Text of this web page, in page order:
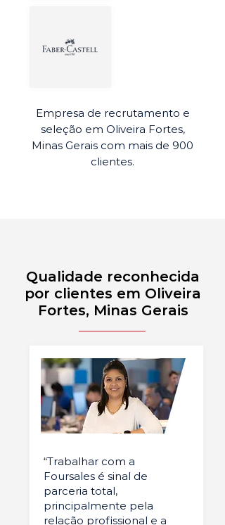
Empresa de recrutamento e
seleção em Oliveira Fortes,
Minas Gerais com mais de 900
clientes.
Qualidade reconhecida
por clientes em Oliveira
Fortes, Minas Gerais
“Trabalhar com a
Foursales é sinal de
parceria total,
principalmente pela
relação profissional e a